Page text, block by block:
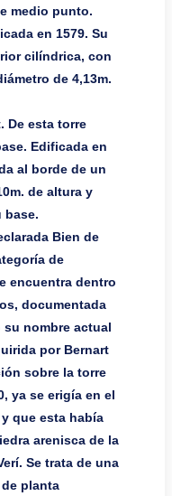
medio punto.
en 1579. Su
cilíndrica, con
de 4,13m.
De esta torre
Edificada en
al borde de un
de altura y
base.
Bien de
de
encuentra dentro
documentada
su nombre actual
por Bernart
sobre la torre
ya se erigía en el
que esta había
arenisca de la
Se trata de una
planta